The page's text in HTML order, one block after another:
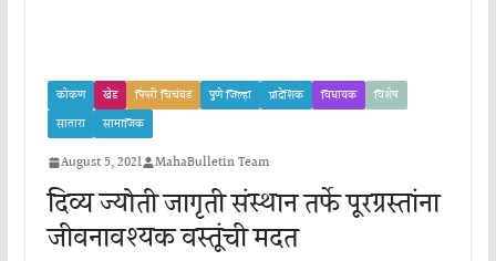
कोकण खेड पिंपरी चिचंवड पुणे जिल्हा प्रादेशिक विधायक
विशेष
सातारा
सामाजिक
August 5, 2021 MahaBulletin Team
दिव्य ज्योती जागृती संस्थान तर्फे पूरग्रस्तांना
जीवनावश्यक वस्तूंची मदत